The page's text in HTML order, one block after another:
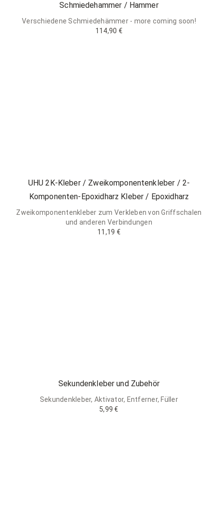
Schmiedehammer / Hammer
Verschiedene Schmiedehämmer - more coming soon!
114,90 €
UHU 2K-Kleber / Zweikomponentenkleber / 2-
Komponenten-Epoxidharz Kleber / Epoxidharz
Zweikomponentenkleber zum Verkleben von Griffschalen
und anderen Verbindungen
11,19 €
Sekundenkleber und Zubehör
Sekundenkleber, Aktivator, Entferner, Füller
5,99 €